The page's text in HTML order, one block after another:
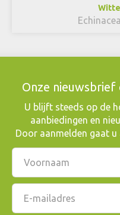
Onze nieuwsbrief
​U blijft steeds op de
aanbiedingen en
Door aanmelden gaat